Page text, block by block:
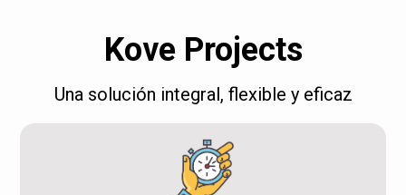
Kove Projects
Una solución integral, flexible y eficaz